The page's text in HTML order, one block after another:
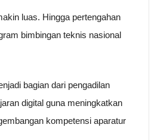
luas. Hingga pertengahan
bimbingan teknis nasional
bagian dari pengadilan
digital guna meningkatkan
kompetensi aparatur